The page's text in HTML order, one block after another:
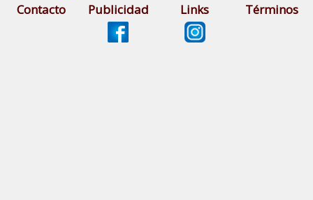
Contacto Publicidad Links Términos